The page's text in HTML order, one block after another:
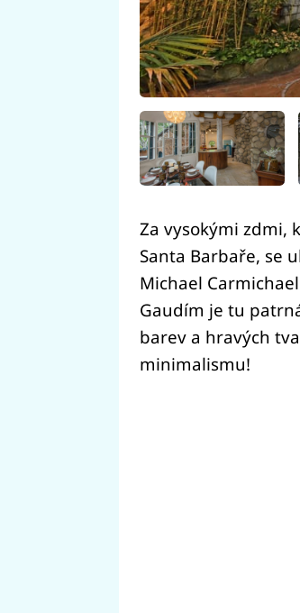
Za vysokými zdmi,
Santa Barbaře, se
Michael
Gaudím je tu
barev a hravých
minimalismu!